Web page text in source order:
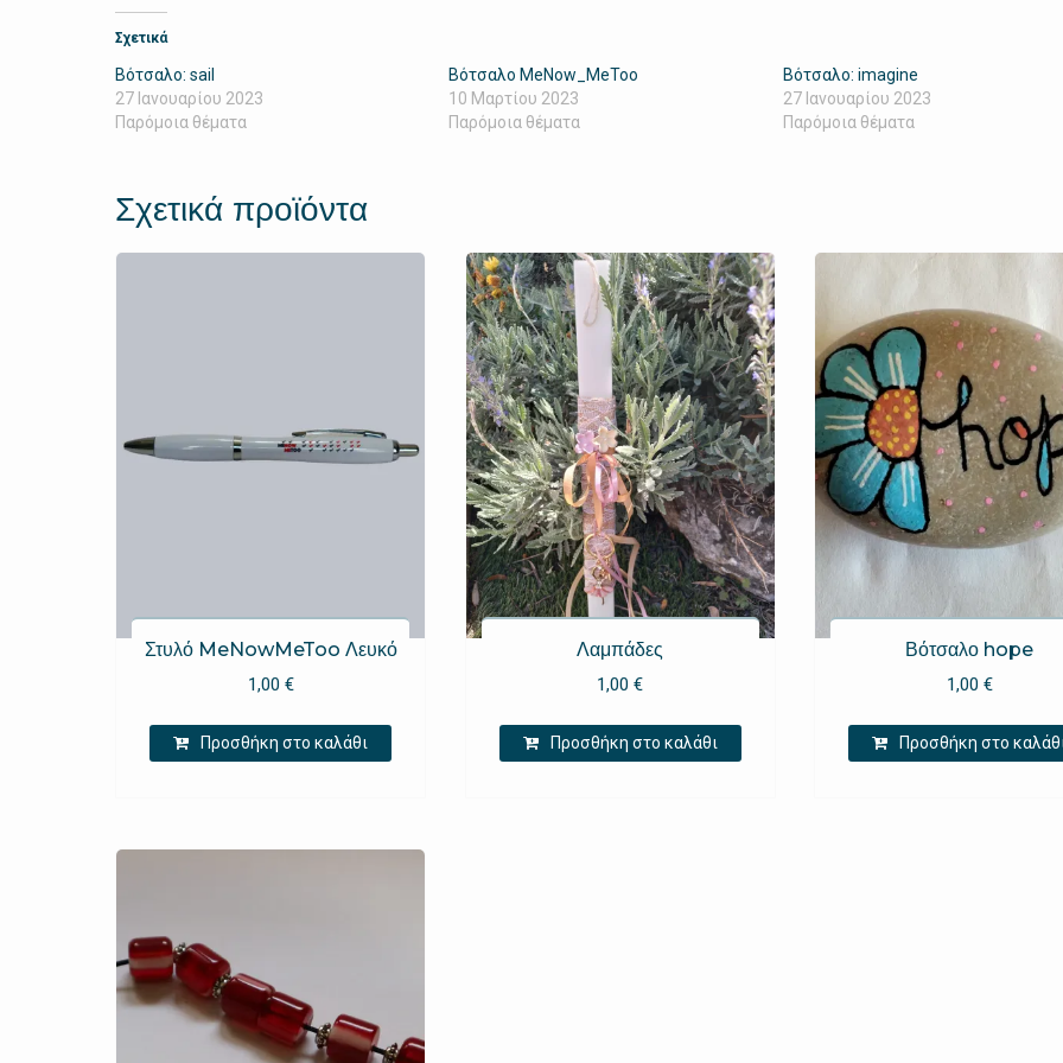
Σχετικά
Βότσαλο: sail
27 Ιανουαρίου 2023
Παρόμοια θέματα
Βότσαλο MeNow_MeToo
10 Μαρτίου 2023
Παρόμοια θέματα
Βότσαλο: imagine
27 Ιανουαρίου 2023
Παρόμοια θέματα
Σχετικά προϊόντα
Στυλό MeNowMeToo Λευκό
1,00 €
Προσθήκη στο καλάθι
Λαμπάδες
1,00€
Προσθήκη στο καλάθι
Βότσαλο hope
1,00 €
Προσθήκη στο